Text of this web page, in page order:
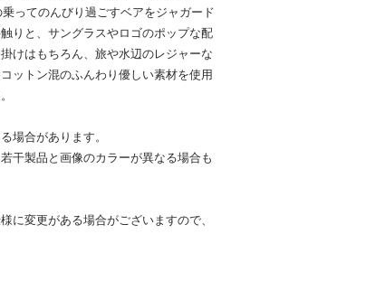
ってのんびり過ごすベアをジャガード
りと、サングラスやロゴのポップな配
けはもちろん、旅や水辺のレジャーな
ットン混のふんわり優しい素材を使用
場合があります。
干製品と画像のカラーが異なる場合も
に変更がある場合がございますので、